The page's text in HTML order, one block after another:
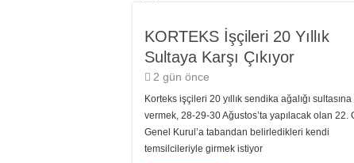
KORTEKS İşçileri 20 Yıllık
Sultaya Karşı Çıkıyor
2 gün önce
Korteks işçileri 20 yıllık sendika ağalığı sultasına
vermek, 28-29-30 Ağustos’ta yapılacak olan 22.
Genel Kurul’a tabandan belirledikleri kendi
temsilcileriyle girmek istiyor